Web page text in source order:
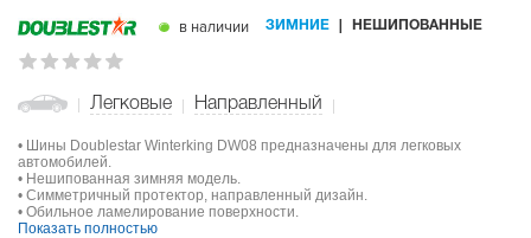
в наличии ЗИМНИЕ НЕШИПОВАННЫЕ
Легковые Направленный
• Шины Doublestar Winterking DW08 предназначены для легковых
автомобилей.
• Нешипованная зимняя модель.
• Симметричный протектор, направленный дизайн.
• Обильное ламелирование поверхности.
Показать полностью